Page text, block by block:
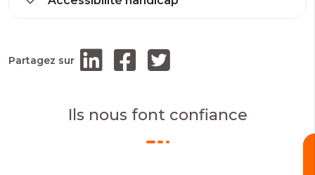
Partagez sur
Ils nous font confiance